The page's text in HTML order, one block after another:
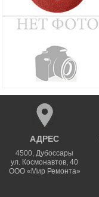
АДРЕС
4500,Дубоссары
ул. Космонавтов, 40
ООО «Мир Ремонта»